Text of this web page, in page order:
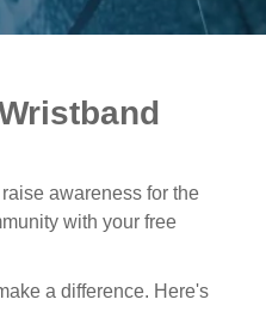
awareness for the
with your free
a difference. Here's